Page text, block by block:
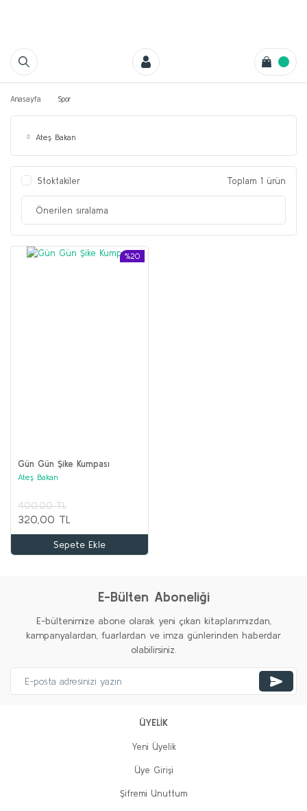
Anasayfa Spor
Ateş Bakan
Stoktakiler Toplam 1 ürün
%20
Gün Gün Şike Kumpası
Ateş Bakan
400,00 TL
320,00 TL
Sepete Ekle
E-Bülten Aboneliği
E-bültenimize abone olarak yeni çıkan kitaplarımızdan,
kampanyalardan, fuarlardan ve imza günlerinden haberdar
olabilirsiniz.
ÜYELİK
Yeni Üyelik
Üye Girişi
Şifremi Unuttum